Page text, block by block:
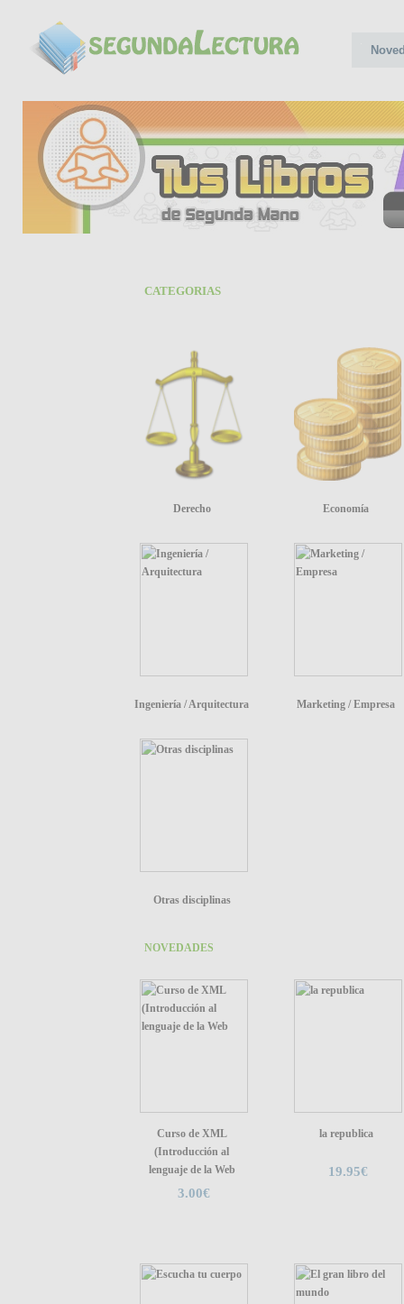
CATEGORIAS
Derecho Economía
Ingeniería / Arquitectura Marketing / Empresa
Otras disciplinas
NOVEDADES
Curso de XML
(Introducción al
lenguaje de la Web
3.00€
la republica
19.95€